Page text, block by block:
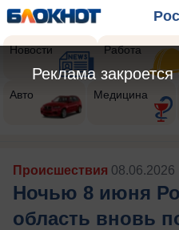
Новости Работа
Авто Медицина
Происшествия 08.06.2026
Ночью 8 июня
область вновь
Реклама закроется